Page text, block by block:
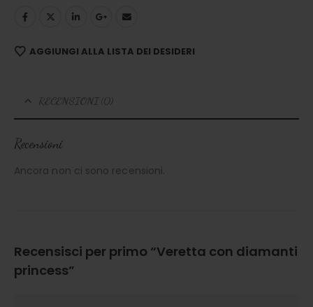
AGGIUNGI ALLA LISTA DEI DESIDERI
RECENSIONI (0)
Recensioni
Ancora non ci sono recensioni.
Recensisci per primo “Veretta con diamanti
princess”